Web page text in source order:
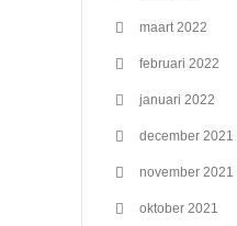
maart 2022
februari 2022
januari 2022
december 2021
november 2021
oktober 2021